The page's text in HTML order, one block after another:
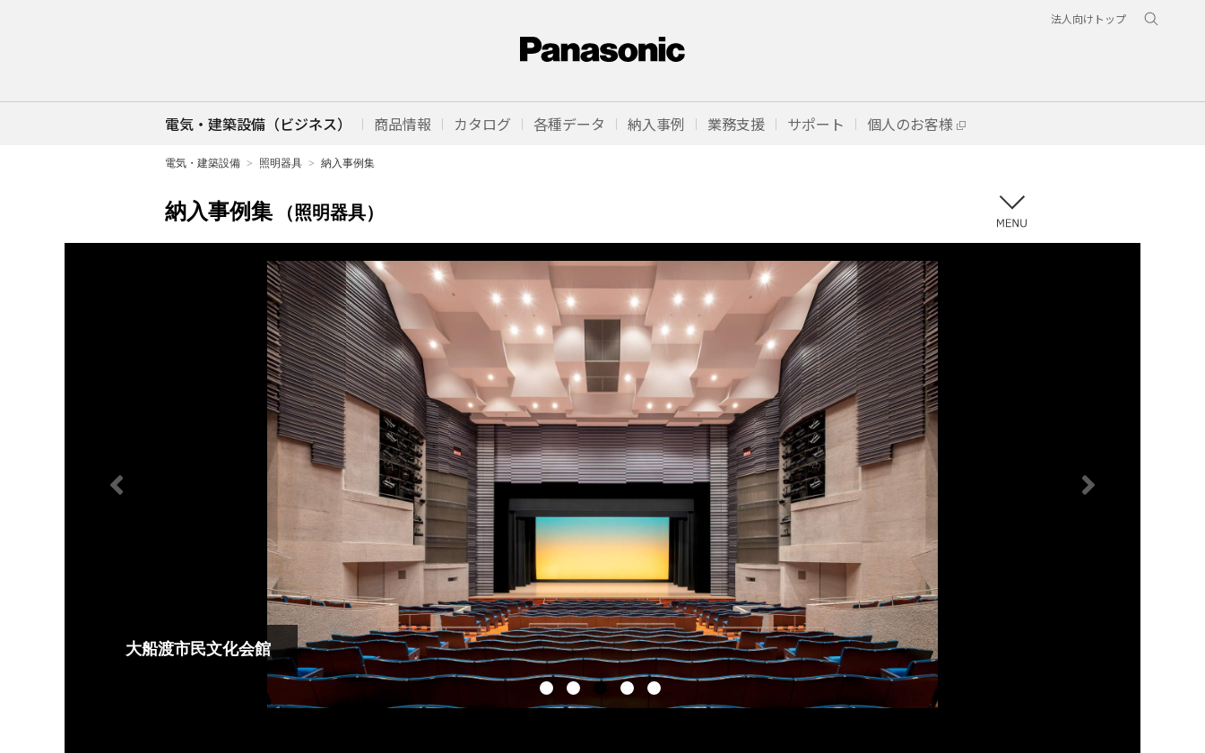
法人向けトップ
電気・建築設備（ビジネス） 商品情報 カタログ 各種データ 納入事例 業務支援 サポート 個人のお客様
電気・建築設備 照明器具 納入事例集
納入事例集 （照明器具）
大船渡市民文化会館